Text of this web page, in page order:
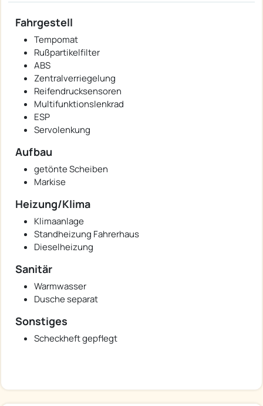
Fahrgestell
Tempomat
Rußpartikelfilter
ABS
Zentralverriegelung
Reifendrucksensoren
Multifunktionslenkrad
ESP
Servolenkung
Aufbau
getönte Scheiben
Markise
Heizung/Klima
Klimaanlage
Standheizung Fahrerhaus
Dieselheizung
Sanitär
Warmwasser
Dusche separat
Sonstiges
Scheckheft gepflegt